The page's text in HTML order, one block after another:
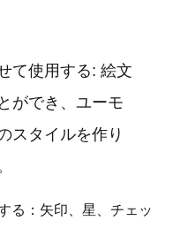
て使用する: 絵文
ができ、ユーモ
スタイルを作り
る：矢印、星、チェッ